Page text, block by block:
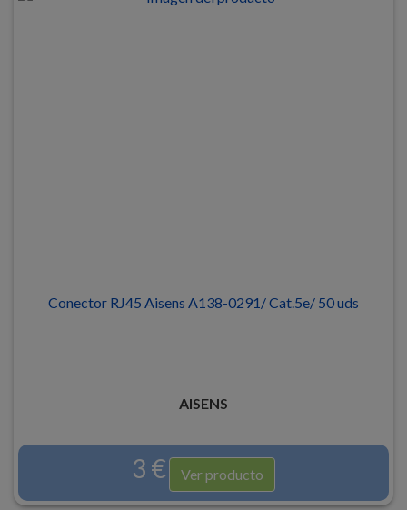
Conector RJ45 Aisens A138-0291/ Cat.5e/ 50 uds
AISENS
3 € Ver producto